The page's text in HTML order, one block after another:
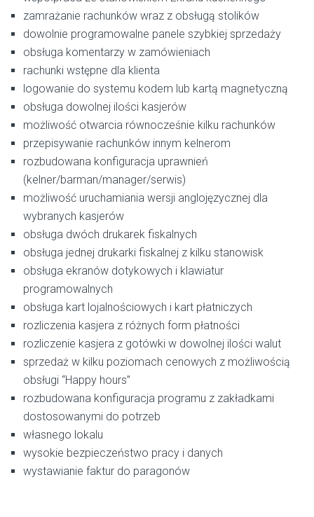
zamrażanie rachunków wraz z obsługą stolików
dowolnie programowalne panele szybkiej sprzedaży
obsługa komentarzy w zamówieniach
rachunki wstępne dla klienta
logowanie do systemu kodem lub kartą magnetyczną
obsługa dowolnej ilości kasjerów
możliwość otwarcia równocześnie kilku rachunków
przepisywanie rachunków innym kelnerom
rozbudowana konfiguracja uprawnień
(kelner/barman/manager/serwis)
możliwość uruchamiania wersji anglojęzycznej dla
wybranych kasjerów
obsługa dwóch drukarek fiskalnych
obsługa jednej drukarki fiskalnej z kilku stanowisk
obsługa ekranów dotykowych i klawiatur
programowalnych
obsługa kart lojalnościowych i kart płatniczych
rozliczenia kasjera z różnych form płatności
rozliczenie kasjera z gotówki w dowolnej ilości walut
sprzedaż w kilku poziomach cenowych z możliwością
obsługi “Happy hours”
rozbudowana konfiguracja programu z zakładkami
dostosowanymi do potrzeb
własnego lokalu
wysokie bezpieczeństwo pracy i danych
wystawianie faktur do paragonów